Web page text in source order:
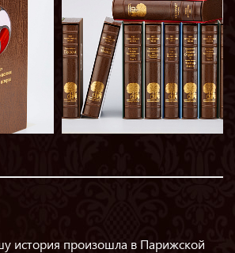
история произошла в Парижской